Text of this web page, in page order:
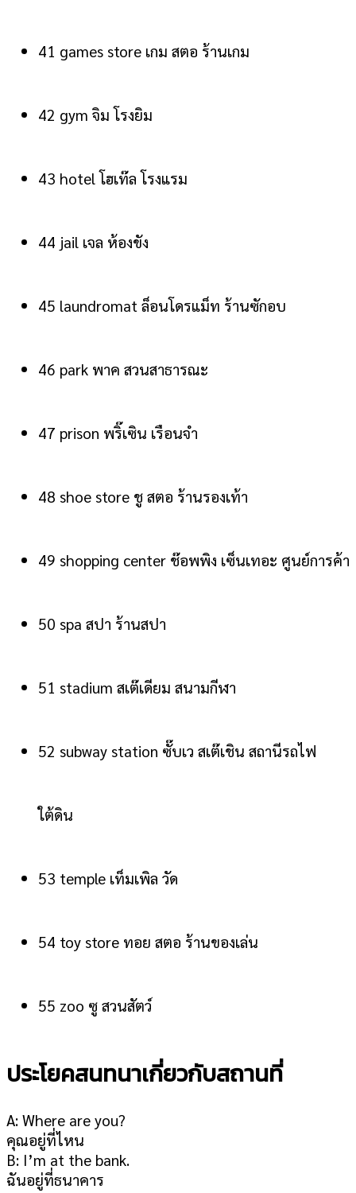
41 games store เกม สตอ ร้านเกม
42 gym จิม โรงยิม
43 hotel โฮเท๊ล โรงแรม
44 jail เจล ห้องขัง
45 laundromat ล็อนโดรแม็ท ร้านซักอบ
46 park พาค สวนสาธารณะ
47 prison พริ๊เซิน เรือนจำ
48 shoe store ชู สตอ ร้านรองเท้า
49 shopping center ช๊อพพิง เซ็นเทอะ ศูนย์การค้า
50 spa สปา ร้านสปา
51 stadium สเต๊เดียม สนามกีฬา
52 subway station ซั๊บเว สเต๊เชิน สถานีรถไฟ
ใต้ดิน
53 temple เท็มเพิล วัด
54 toy store ทอย สตอ ร้านของเล่น
55 zoo ซู สวนสัตว์
ประโยคสนทนาเกี่ยวกับสถานที่
A: Where are you?
คุณอยู่ที่ไหน
B: I’m at the bank.
ฉันอยู่ที่ธนาคาร